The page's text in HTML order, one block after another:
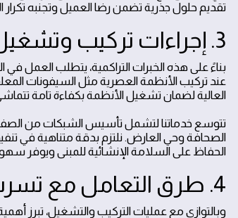
تقديم حلول جذرية تضمن رضا العميل وتجنبه
3. إجراءات تركيب وتشغيل أنظمة السباكة الحديثة
بناءً على هذه الخبرات التراكمية، يتطلب العمل
عند تركيب الأنظمة العصرية مثل السيفونات
العالية لضمان تشغيل الأنظمة بكفاءة تامة
تتوسع خدماتنا لتشمل تأسيس الشبكات من الصفر
الصحافة وحي العارض. نلتزم بدقة متناهية في
الحفاظ على السلامة الإنشائية للمبنى ويوفر
4. طرق التعامل مع تسرب المياه والوقاية منها
وبالتوازي مع عمليات التركيب والتشغيل، تبرز